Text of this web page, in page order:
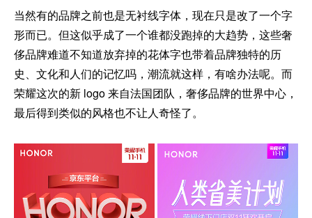
当然有的品牌之前也是无衬线字体，现在只是改了一个字
形而已。但这似乎成了一个谁都没跑掉的大趋势，这些奢
侈品牌难道不知道放弃掉的花体字也带着品牌独特的历
史、文化和人们的记忆吗，潮流就这样，有啥办法呢。而
荣耀这次的新 logo 来自法国团队，奢侈品牌的世界中心，
最后得到类似的风格也不让人奇怪了。